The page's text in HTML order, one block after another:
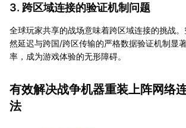
3. 跨区域连接的验证机制问题
全球玩家共享的战场意味着跨区域连接的挑战
然延迟与跨国/跨区传输的严格数据验证机制显
率，成为游戏体验的无形障碍。
有效解决战争机器重装上阵网络
法